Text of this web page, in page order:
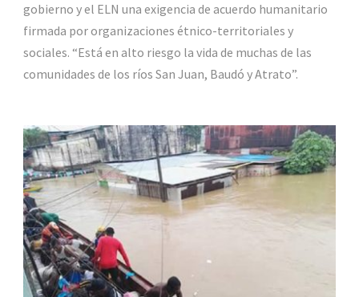
gobierno y el ELN una exigencia de acuerdo humanitario
firmada por organizaciones étnico-territoriales y
sociales. “Está en alto riesgo la vida de muchas de las
comunidades de los ríos San Juan, Baudó y Atrato”.